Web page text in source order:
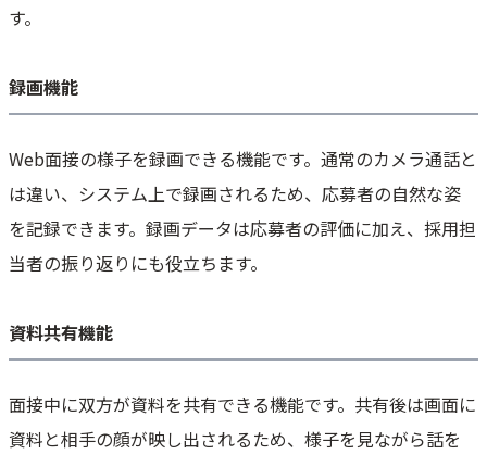
す。
録画機能
Web面接の様子を録画できる機能です。通常のカメラ通話と
は違い、システム上で録画されるため、応募者の自然な姿
を記録できます。録画データは応募者の評価に加え、採用担
当者の振り返りにも役立ちます。
資料共有機能
面接中に双方が資料を共有できる機能です。共有後は画面に
資料と相手の顔が映し出されるため、様子を見ながら話を